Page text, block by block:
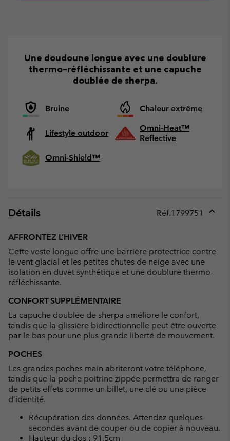
Une doudoune longue avec une doublure
thermo-réfléchissante et une capuche
doublée de sherpa.
Bruine Chaleur extrême
Lifestyle outdoor
Omni-Heat™
Reflective
Omni-Shield™
Détails Réf.1799751
AFFRONTEZ L’HIVER
Cette veste longue offre une barrière protectrice contre
le vent glacial et les petites chutes de neige avec une
isolation en duvet synthétique et une doublure thermo-
réfléchissante.
CONFORT SUPPLÉMENTAIRE
La capuche doublée de sherpa améliore le confort,
tandis que la glissière bidirectionnelle peut être ouverte
par le bas pour une plus grande liberté de mouvement.
POCHES
Les grandes poches main abriteront votre téléphone,
tandis que la poche poitrine zippée permettra de ranger
de petits effets comme un billet, une clé ou une pièce
d’identité.
Récupération des données. Attendez quelques
secondes avant de couper ou de copier à nouveau.
Hauteur du dos : 91.5cm